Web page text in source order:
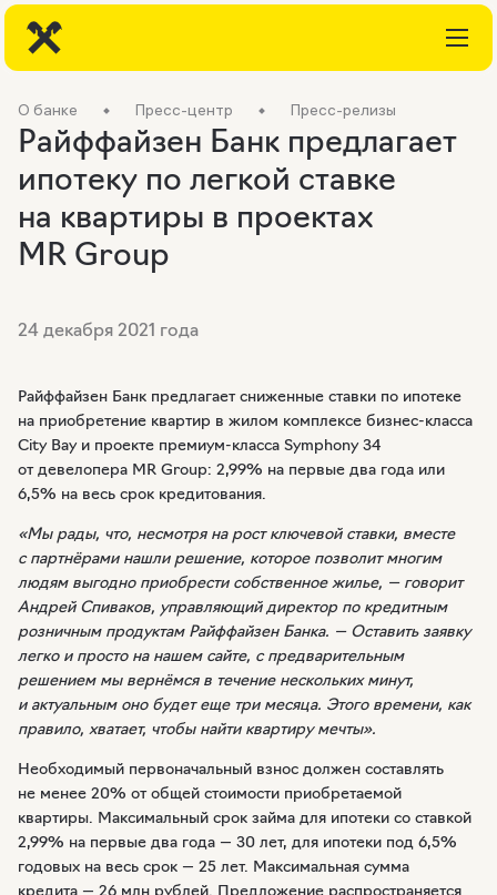
О банке Пресс-центр Пресс-релизы
Райффайзен Банк предлагает
ипотеку по легкой ставке
на квартиры в проектах
MR Group
24 декабря 2021 года
Райффайзен Банк предлагает сниженные ставки по ипотеке
на приобретение квартир в жилом комплексе бизнес-класса
City Bay и проекте премиум-класса Symphony 34
от девелопера MR Group: 2,99% на первые два года или
6,5% на весь срок кредитования.
«Мы рады, что, несмотря на рост ключевой ставки, вместе
с партнёрами нашли решение, которое позволит многим
людям выгодно приобрести собственное жилье, — говорит
Андрей Спиваков, управляющий директор по кредитным
розничным продуктам Райффайзен Банка. — Оставить заявку
легко и просто на нашем сайте, с предварительным
решением мы вернёмся в течение нескольких минут,
и актуальным оно будет еще три месяца. Этого времени, как
правило, хватает, чтобы найти квартиру мечты».
Необходимый первоначальный взнос должен составлять
не менее 20% от общей стоимости приобретаемой
квартиры. Максимальный срок займа для ипотеки со ставкой
2,99% на первые два года — 30 лет, для ипотеки под 6,5%
годовых на весь срок — 25 лет. Максимальная сумма
кредита — 26 млн рублей. Предложение распространяется